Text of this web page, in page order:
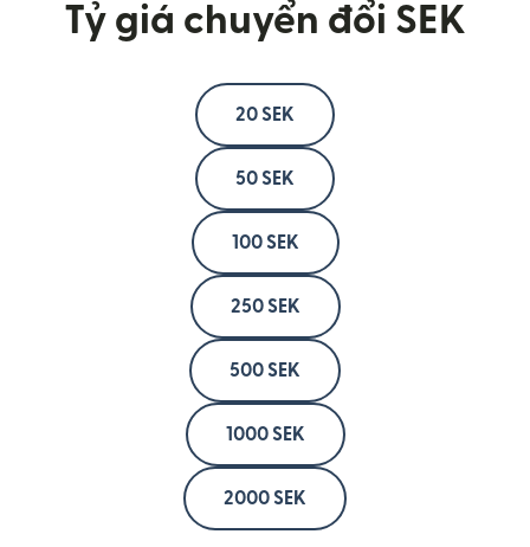
Tỷ giá chuyển đổi SEK
20 SEK
50 SEK
100 SEK
250 SEK
500 SEK
1000 SEK
2000 SEK